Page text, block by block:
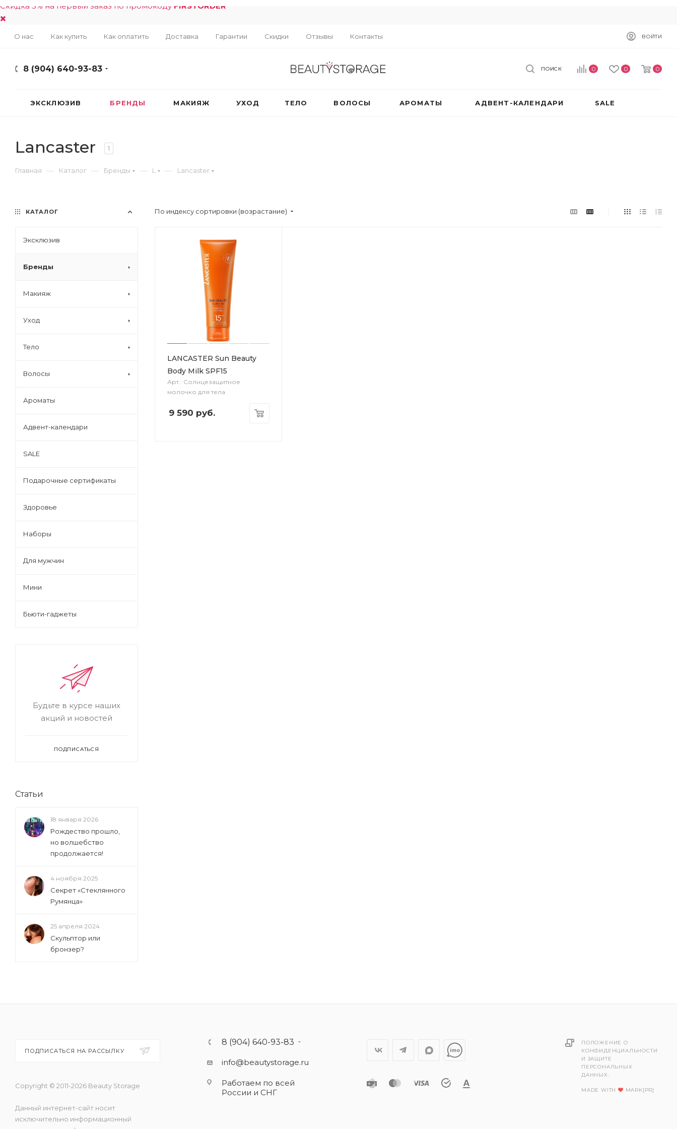
Скидка 5% на первый заказ по промокоду FIRSTORDER
О нас Как купить Как оплатить Доставка Гарантии Скидки Отзывы Контакты ВОЙТИ
8 (904) 640-93-83 0 0 0
ПОИСК
ЭКСКЛЮЗИВ БРЕНДЫ МАКИЯЖ УХОД ТЕЛО ВОЛОСЫ АРОМАТЫ АДВЕНТ-КАЛЕНДАРИ SALE
Lancaster 1
Главная — Каталог — Бренды — L — Lancaster
По индексу сортировки (возрастание)
LANCASTER Sun Beauty
Body Milk SPF15
Арт.: Солнцезащитное
молочко для тела
9 590 руб.
КАТАЛОГ
Эксклюзив
Бренды
Макияж
Уход
Тело
Волосы
Ароматы
Адвент-календари
SALE
Подарочные сертификаты
Здоровье
Наборы
Для мужчин
Мини
Бьюти-гаджеты
Будьте в курсе наших
акций и новостей
ПОДПИСАТЬСЯ
Статьи
18 января 2026
Рождество прошло,
но волшебство
продолжается!
4 ноября 2025
Секрет «Стеклянного
Румянца»
25 апреля 2024
Скульптор или
бронзер?
ПОДПИСАТЬСЯ НА РАССЫЛКУ
Copyright © 2011-2026 Beauty Storage
Данный интернет-сайт носит
исключительно информационный
8 (904) 640-93-83
info@beautystorage.ru
Работаем по всей
России и СНГ
ПОЛОЖЕНИЕ О
КОНФИДЕНЦИАЛЬНОСТИ
И ЗАЩИТЕ
ПЕРСОНАЛЬНЫХ
ДАННЫХ.
MADE WITH MARK[PR]